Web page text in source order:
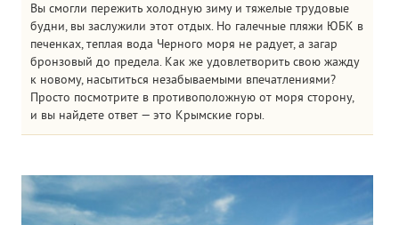
Вы смогли пережить холодную зиму и тяжелые трудовые
будни, вы заслужили этот отдых. Но галечные пляжи ЮБК в
печенках, теплая вода Черного моря не радует, а загар
бронзовый до предела. Как же удовлетворить свою жажду
к новому, насытиться незабываемыми впечатлениями?
Просто посмотрите в противоположную от моря сторону,
и вы найдете ответ — это Крымские горы.